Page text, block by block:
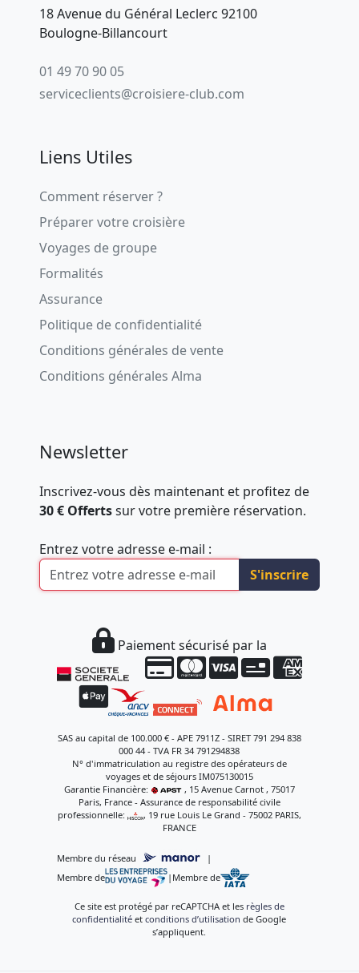
18 Avenue du Général Leclerc 92100
Boulogne-Billancourt
01 49 70 90 05
serviceclients@croisiere-club.com
Liens Utiles
Comment réserver ?
Préparer votre croisière
Voyages de groupe
Formalités
Assurance
Politique de confidentialité
Conditions générales de vente
Conditions générales Alma
Newsletter
Inscrivez-vous dès maintenant et profitez de
30 € Offertssur votre première réservation.
Entrez votre adresse e-mail :
S'inscrire
Paiement sécurisé par la
SAS au capital de 100.000 € - APE 7911Z - SIRET 791 294 838
000 44 - TVA FR 34 791294838
N° d'immatriculation au registre des opérateurs de
voyages et de séjours IM075130015
Garantie Financière:
, 15 Avenue Carnot , 75017
Paris, France - Assurance de responsabilité civile
professionnelle:
, 19 rue Louis Le Grand - 75002 PARIS,
FRANCE
Membre du réseau
|
Membre de
| Membre de
Ce site est protégé par reCAPTCHA et les règles de
confidentialité etconditions d’utilisation de Google
s’appliquent.